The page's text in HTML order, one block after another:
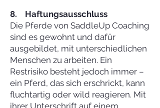
8. Haftungsausschluss
Die Pferde von SaddleUp Coaching
sind es gewohnt und dafür
ausgebildet, mit unterschiedlichen
Menschen zu arbeiten. Ein
Restrisiko besteht jedoch immer –
ein Pferd, das sich erschrickt, kann
fluchtartig oder wild reagieren. Mit
ihrer Unterschrift auf einem